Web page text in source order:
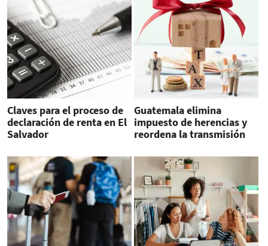
Claves para el proceso de
declaración de renta en El
Salvador
Guatemala elimina
impuesto de herencias y
reordena la transmisión